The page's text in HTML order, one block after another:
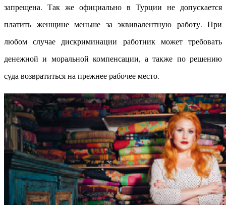
запрещена. Так же официально в Турции не допускается
платить женщине меньше за эквивалентную работу. При
любом случае дискриминации работник может требовать
денежной и моральной компенсации, а также по решению
суда возвратиться на прежнее рабочее место.